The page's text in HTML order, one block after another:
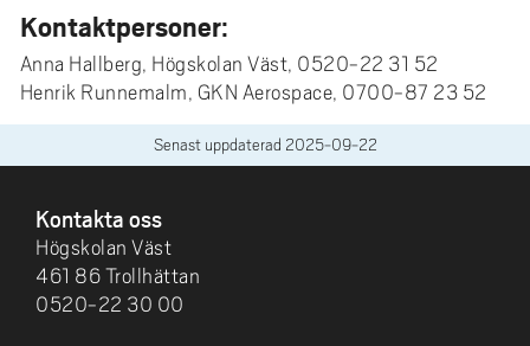
Kontaktpersoner:
Anna Hallberg, Högskolan Väst, 0520-22 31 52
Henrik Runnemalm, GKN Aerospace, 0700-87 23 52
Senast uppdaterad 2025-09-22
Kontakta oss
Högskolan Väst
461 86 Trollhättan
0520-22 30 00